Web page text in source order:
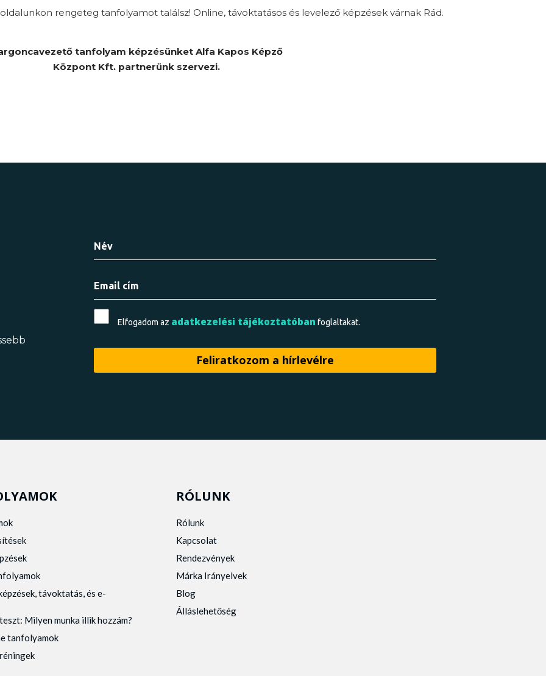
rengeteg tanfolyamot találsz! Online, távoktatásos és levelező képzések várnak Rád.
tanfolyam képzésünket Alfa Kapos Képző
Központ Kft. partnerünk szervezi.
Elfogadom az adatkezelési tájékoztatóban foglaltakat.
távoktatás, és e-
Milyen munka illik hozzám?
tanfolyamok
RÓLUNK
Rólunk
Kapcsolat
Rendezvények
Márka Irányelvek
Blog
Álláslehetőség